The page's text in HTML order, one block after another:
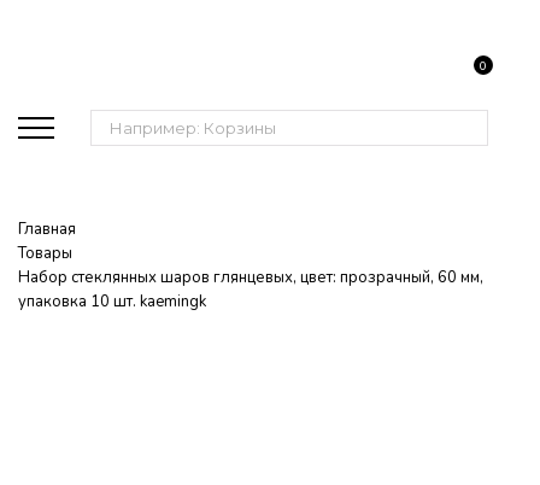
Поиск:
0
Главная
Товары
Набор стеклянных шаров глянцевых, цвет: прозрачный, 60 мм,
упаковка 10 шт. kaemingk